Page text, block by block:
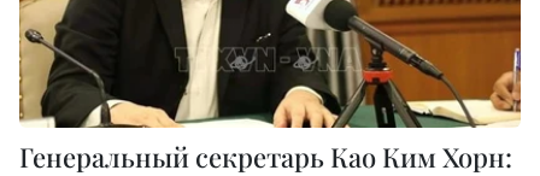
Генеральный секретарь Као Ким Хорн: